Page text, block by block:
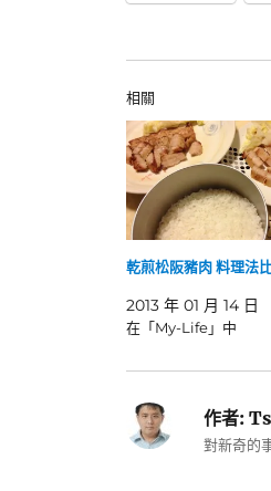
相關
乾煎松阪豬肉 料理法
2013 年 01 月 14 日
在「My-Life」中
作者:
對新奇的